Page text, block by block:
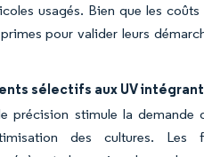
usagés. Bien que les
pour valider leurs
sélectifs aux UV
précision stimule la
des cultures.